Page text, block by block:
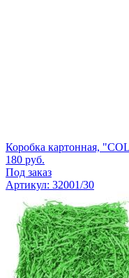
Коробка картонная,
180 руб.
Под заказ
Артикул: 32001/30